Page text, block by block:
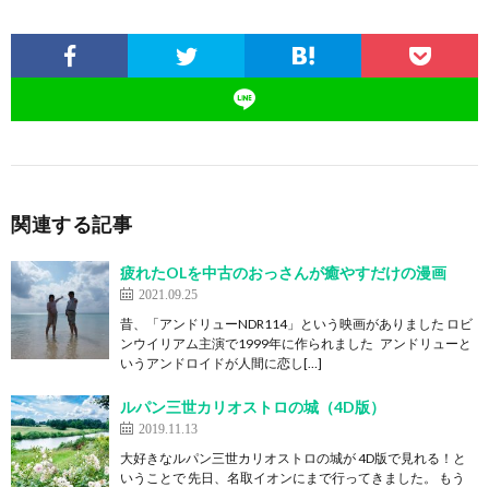
関連する記事
疲れたOLを中古のおっさんが癒やすだけの漫画
2021.09.25
昔、「アンドリューNDR114」という映画がありました ロビ
ンウイリアム主演で1999年に作られました アンドリューと
いうアンドロイドが人間に恋し[…]
ルパン三世カリオストロの城（4D版）
2019.11.13
大好きなルパン三世カリオストロの城が 4D版で見れる！と
いうことで 先日、名取イオンにまで行ってきました。 もう